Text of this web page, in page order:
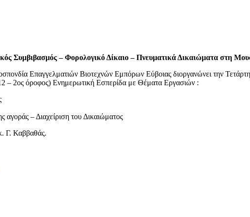
Συμβιβασμός – Φορολογικό Δίκαιο – Πνευματικά Δικαιώματα στη
Επαγγελματιών Βιοτεχνών Εμπόρων Εύβοιας διοργανώνει την
– 2ος όροφος) Ενημερωτική Εσπερίδα με Θέματα Εργασιών :
– Διαχείριση του Δικαιώματος
Γ. Καββαθάς.